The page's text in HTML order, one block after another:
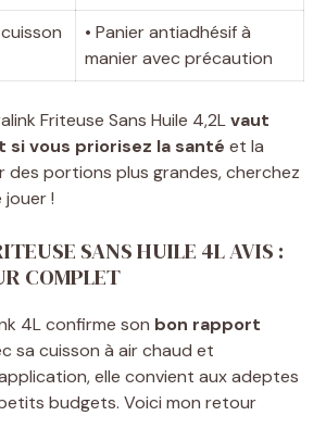
• Panier antiadhésif à
manier avec précaution
Friteuse Sans Huile 4,2Lvaut
si vous priorisez la santé et la
des portions plus grandes, cherchez
jouer !
SANS HUILE 4L AVIS :
COMPLET
4L confirme son bon rapport
sa cuisson à air chaud et
elle convient aux adeptes
budgets. Voici mon retour